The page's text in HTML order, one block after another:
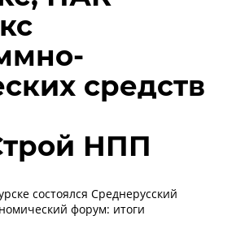
средств
НПП
состоялся Среднерусский
форум: итоги